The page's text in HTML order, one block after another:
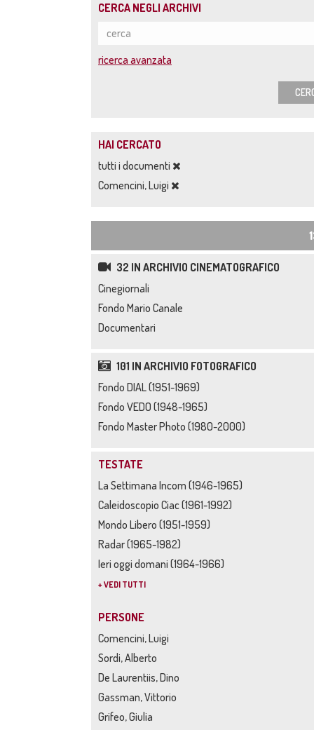
CERCA NEGLI ARCHIVI
ricerca avanzata
HAI CERCATO
tutti i documenti
Comencini, Luigi
32 IN ARCHIVIO CINEMATOGRAFICO
Cinegiornali
Fondo Mario Canale
Documentari
101 IN ARCHIVIO FOTOGRAFICO
Fondo DIAL (1951-1969)
Fondo VEDO (1948-1965)
Fondo Master Photo (1980-2000)
TESTATE
La Settimana Incom (1946-1965)
Caleidoscopio Ciac (1961-1992)
Mondo Libero (1951-1959)
Radar (1965-1982)
Ieri oggi domani (1964-1966)
+ VEDI TUTTI
PERSONE
Comencini, Luigi
Sordi, Alberto
De Laurentiis, Dino
Gassman, Vittorio
Grifeo, Giulia